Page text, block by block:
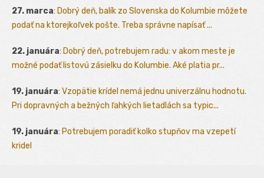
27. marca: Dobrý deň, balík zo Slovenska do Kolumbie môžete
podať na ktorejkoľvek pošte. Treba správne napísať ...
22. januára: Dobrý deň, potrebujem radu: v akom meste je
možné podať listovú zásielku do Kolumbie. Aké platia pr...
19. januára: Vzopätie krídel nemá jednu univerzálnu hodnotu.
Pri dopravných a bežných ľahkých lietadlách sa typic...
19. januára: Potrebujem poradiť kolko stupňov ma vzepetí
kridel